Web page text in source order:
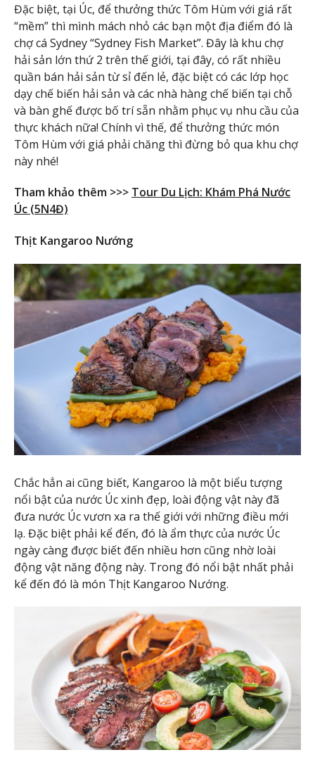
Đặc biệt, tại Úc, để thưởng thức Tôm Hùm với giá rất
“mềm” thì mình mách nhỏ các bạn một địa điểm đó là
chợ cá Sydney “Sydney Fish Market”. Đây là khu chợ
hải sản lớn thứ 2 trên thế giới, tại đây, có rất nhiều
quần bán hải sản từ sỉ đến lẻ, đặc biệt có các lớp học
dạy chế biến hải sản và các nhà hàng chế biến tại chỗ
và bàn ghế được bố trí sẵn nhằm phục vụ nhu cầu của
thực khách nữa! Chính vì thế, để thưởng thức món
Tôm Hùm với giá phải chăng thì đừng bỏ qua khu chợ
này nhé!
Tham khảo thêm >>> Tour Du Lịch: Khám Phá Nước
Úc (5N4Đ)
Thịt Kangaroo Nướng
Chắc hẳn ai cũng biết, Kangaroo là một biểu tượng
nổi bật của nước Úc xinh đẹp, loài động vật này đã
đưa nước Úc vươn xa ra thế giới với những điều mới
lạ. Đặc biệt phải kể đến, đó là ẩm thực của nước Úc
ngày càng được biết đến nhiều hơn cũng nhờ loài
động vật năng động này. Trong đó nổi bật nhất phải
kể đến đó là món Thịt Kangaroo Nướng.